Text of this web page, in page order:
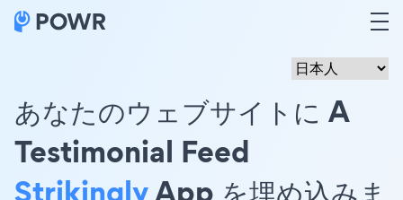
あなたのウェブサイトに A
Testimonial Feed
StrikinglyApp を埋め込みま